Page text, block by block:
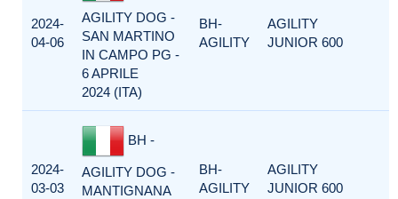
2024-
04-06
AGILITY DOG -
SAN MARTINO
IN CAMPO PG -
6 APRILE
2024 (ITA)
BH-
AGILITY
AGILITY
JUNIOR 600
2024-
03-03
BH -
AGILITY DOG -
MANTIGNANA
BH-
AGILITY
AGILITY
JUNIOR 600